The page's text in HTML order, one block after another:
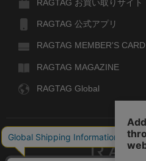
RAGTAG お買い取りサイト
RAGTAG 公式アプリ
RAGTAG MEMBER'S CARD
RAGTAG MAGAZINE
RAGTAG Global